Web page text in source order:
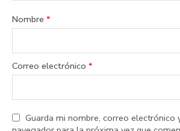
Nombre *
Correo electrónico *
Guarda mi nombre, correo electrónico